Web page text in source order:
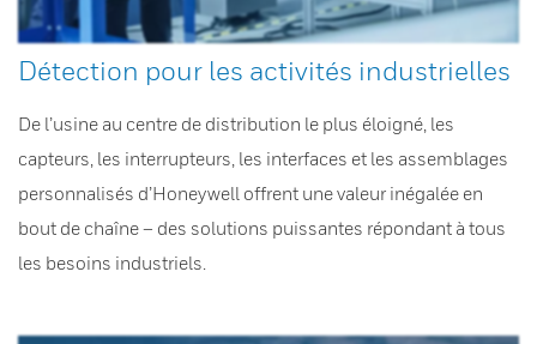
Détection pour les activités industrielles
De l’usine au centre de distribution le plus éloigné, les
capteurs, les interrupteurs, les interfaces et les assemblages
personnalisés d’Honeywell offrent une valeur inégalée en
bout de chaîne – des solutions puissantes répondant à tous
les besoins industriels.